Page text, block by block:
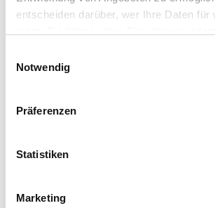
entscheiden darüber, wer Ihre Daten für
Trigger Symbol ändern oder widerrufen
Informationen über Ihre
können
bestimmten Merkmalen
Erfahren Sie mehr darüber, wie Ihre
Notwendig
Präferenzen
Statistiken
Marketing